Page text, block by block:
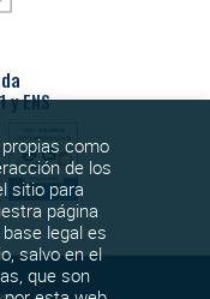
y ENS
como
de los
sitio para
página
legal es
salvo en el
que son